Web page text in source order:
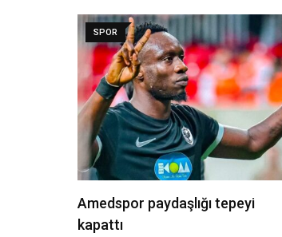
SPOR
Amedspor paydaşlığı tepeyi
kapattı